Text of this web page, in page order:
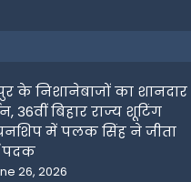
के निशानेबाजों का शानदार
36वीं बिहार राज्य शूटिंग
में पलक सिंह ने जीता
पदक
26, 2026